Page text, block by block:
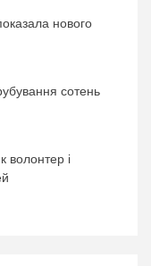
нового
сотень
волонтер і